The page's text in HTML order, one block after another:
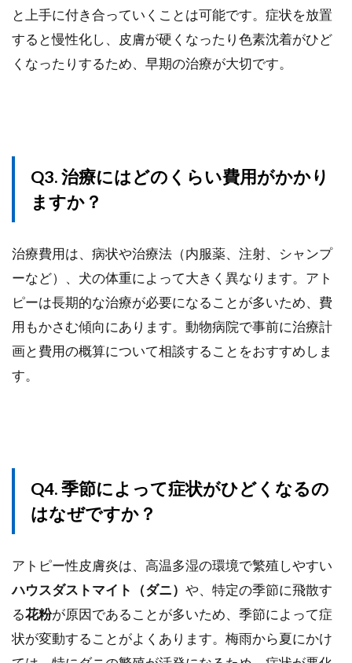
と上手に付き合っていくことは可能です。症状を放置
すると慢性化し、皮膚が硬くなったり色素沈着がひど
くなったりするため、早期の治療が大切です。
Q3. 治療にはどのくらい費用がかかり
ますか？
治療費用は、病状や治療法（内服薬、注射、シャンプ
ーなど）、犬の体重によって大きく異なります。アト
ピーは長期的な治療が必要になることが多いため、費
用もかさむ傾向にあります。動物病院で事前に治療計
画と費用の概算について相談することをおすすめしま
す。
Q4. 季節によって症状がひどくなるの
はなぜですか？
アトピー性皮膚炎は、高温多湿の環境で繁殖しやすい
ハウスダストマイト（ダニ） や、特定の季節に飛散す
る花粉が原因であることが多いため、季節によって症
状が変動することがよくあります。梅雨から夏にかけ